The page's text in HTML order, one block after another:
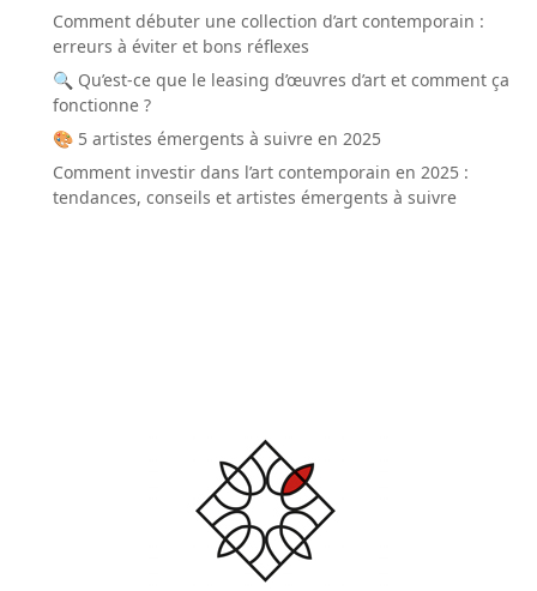
Comment débuter une collection d’art contemporain :
erreurs à éviter et bons réflexes
🔍 Qu’est-ce que le leasing d’œuvres d’art et comment ça
fonctionne ?
🎨 5 artistes émergents à suivre en 2025
Comment investir dans l’art contemporain en 2025 :
tendances, conseils et artistes émergents à suivre